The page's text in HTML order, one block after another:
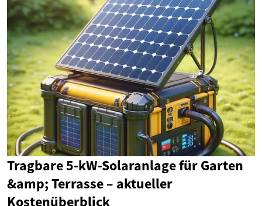
Tragbare 5-kW-Solaranlage für Garten
&amp; Terrasse – aktueller
Kostenüberblick